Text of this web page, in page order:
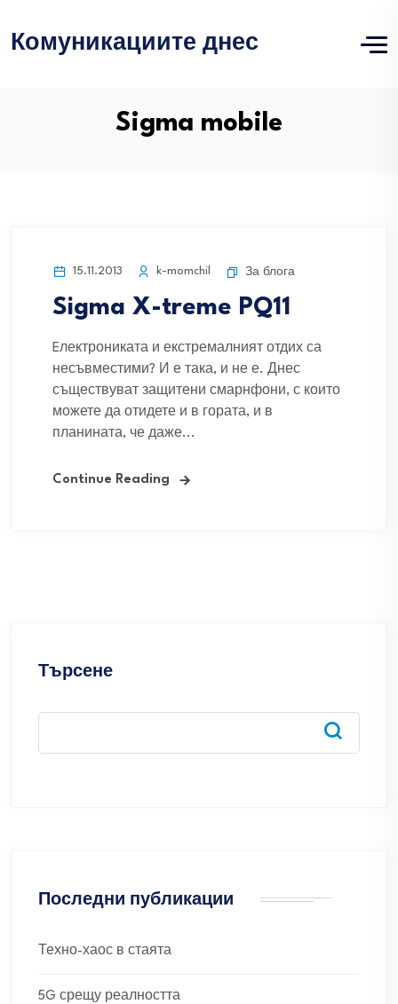
Комуникациите днес
Sigma mobile
15.11.2013 k-momchil За блога
Sigma X-treme PQ11
Eлектрониката и екстремалният отдих са
несъвместими? И е така, и не е. Днес
съществуват защитени смарнфони, с които
можете да отидете и в гората, и в
планината, че даже...
Continue Reading
Търсене
Последни публикации
Техно-хаос в стаята
5G срещу реалността